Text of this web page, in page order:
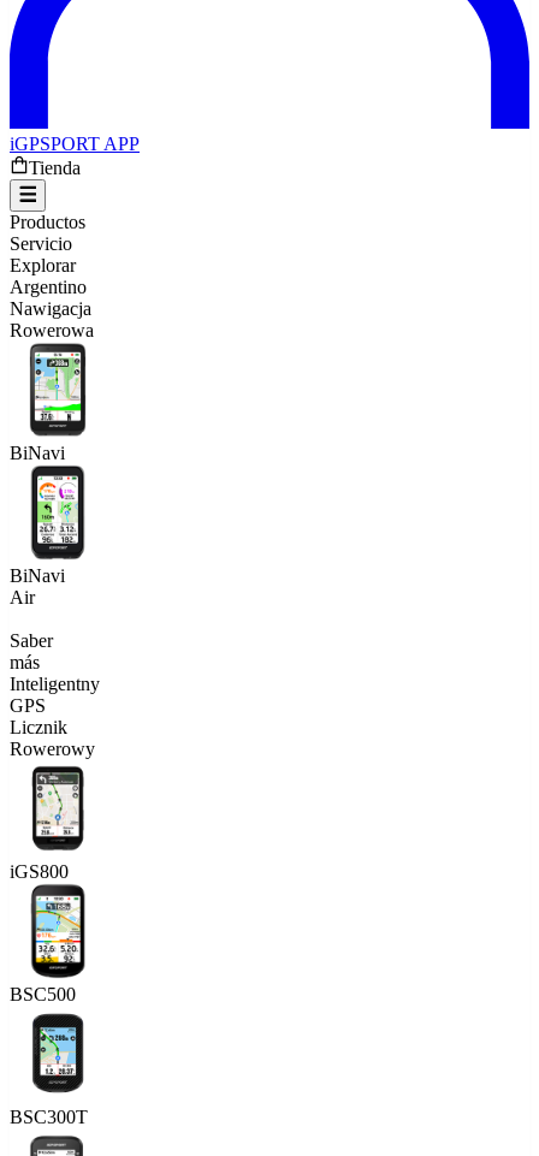
iGPSPORT APP
Tienda
Productos
Servicio
Explorar
Argentino
Nawigacja
Rowerowa
BiNavi
BiNavi
Air
Saber
más
Inteligentny
GPS
Licznik
Rowerowy
iGS800
BSC500
BSC300T